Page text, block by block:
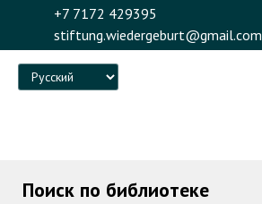
+7 7172 429395
stiftung.wiedergeburt@gmail.com
Language
Поиск по библиотеке